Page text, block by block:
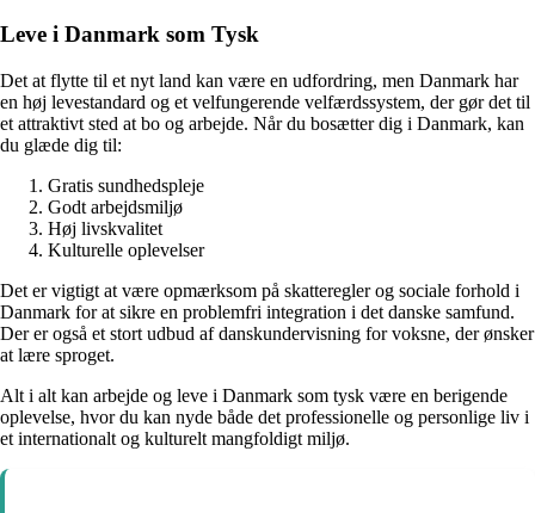
Leve i Danmark som Tysk
Det at flytte til et nyt land kan være en udfordring, men Danmark har
en høj levestandard og et velfungerende velfærdssystem, der gør det til
et attraktivt sted at bo og arbejde. Når du bosætter dig i Danmark, kan
du glæde dig til:
Gratis sundhedspleje
Godt arbejdsmiljø
Høj livskvalitet
Kulturelle oplevelser
Det er vigtigt at være opmærksom på skatteregler og sociale forhold i
Danmark for at sikre en problemfri integration i det danske samfund.
Der er også et stort udbud af danskundervisning for voksne, der ønsker
at lære sproget.
Alt i alt kan arbejde og leve i Danmark som tysk være en berigende
oplevelse, hvor du kan nyde både det professionelle og personlige liv i
et internationalt og kulturelt mangfoldigt miljø.